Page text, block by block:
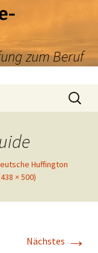
zum Beruf
Suchen
nach:
Huffington
× 500)
Nächstes →